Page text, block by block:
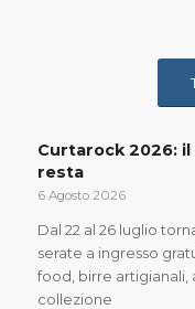
Curtarock 2026: il
resta
6 Agosto 2026
Dal 22 al 26 luglio
serate a ingresso
food, birre artigianali,
collezione